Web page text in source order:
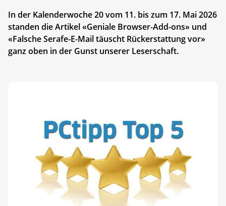
In der Kalenderwoche 20 vom 11. bis zum 17. Mai 2026
standen die Artikel «Geniale Browser-Add-ons» und
«Falsche Serafe-E-Mail täuscht Rückerstattung vor»
ganz oben in der Gunst unserer Leserschaft.